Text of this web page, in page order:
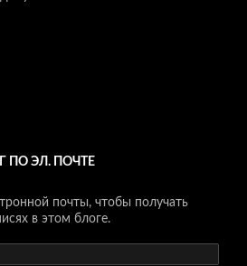
ПО ЭЛ. ПОЧТЕ
почты, чтобы получать
в этом блоге.